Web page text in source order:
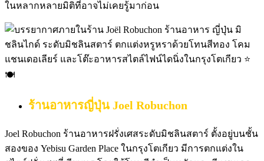
ในหลากหลายมิติที่อาจไม่เคยรู้มาก่อน
ร้านอาหารญี่ปุ่น Joel Robuchon
Joel Robuchon ร้านอาหารฝรั่งเศสระดับมิชลินสตาร์ ตั้งอยู่บนชั้น
สองของ Yebisu Garden Place ในกรุงโตเกียว มีการตกแต่งใน